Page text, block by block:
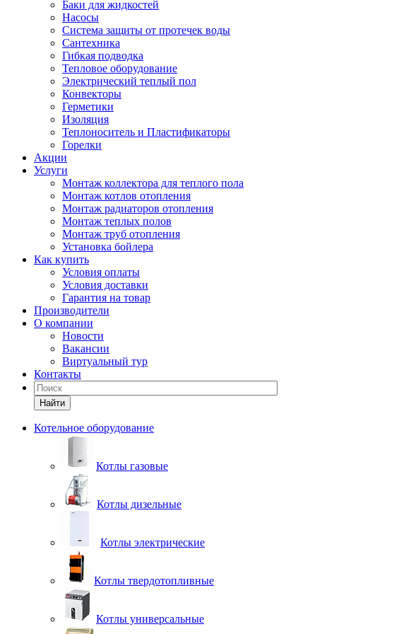
Баки для жидкостей
Насосы
Система защиты от протечек воды
Сантехника
Гибкая подводка
Тепловое оборудование
Электрический теплый пол
Конвекторы
Герметики
Изоляция
Теплоноситель и Пластификаторы
Горелки
Акции
Услуги
Монтаж коллектора для теплого пола
Монтаж котлов отопления
Монтаж радиаторов отопления
Монтаж теплых полов
Монтаж труб отопления
Установка бойлера
Как купить
Условия оплаты
Условия доставки
Гарантия на товар
Производители
О компании
Новости
Вакансии
Виртуальный тур
Контакты
Найти
Котельное оборудование
Котлы газовые
Котлы дизельные
Котлы электрические
Котлы твердотопливные
Котлы универсальные